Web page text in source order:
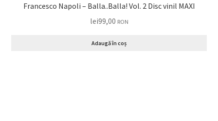
Francesco Napoli – Balla..Balla! Vol. 2 Disc vinil MAXI
lei99,00 RON
Adaugă în coș